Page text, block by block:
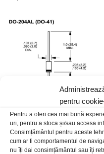
pentru
Pentru a oferi cea mai bună
uri, pentru a stoca și/sau accesa
Consimțământul pentru aceste
cum ar fi comportamentul de
nu îți dai consimțământul sau îți
DZ 1.3W 10V
1,00lei /Buc